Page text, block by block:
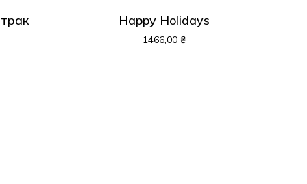
Happy Holidays
1466,00 ₴